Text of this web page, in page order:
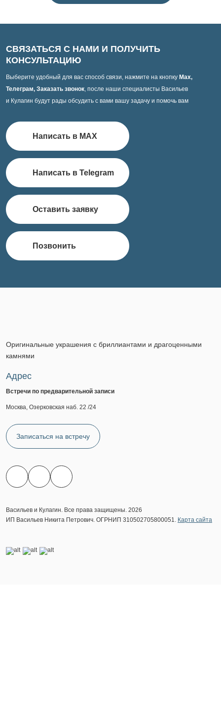
СВЯЗАТЬСЯ С НАМИ И ПОЛУЧИТЬ
КОНСУЛЬТАЦИЮ
Выберите удобный для вас способ связи, нажмите на кнопку Max,
Телеграм, Заказать звонок, после наши специалисты Васильев
и Кулагин будут рады обсудить с вами вашу задачу и помочь вам
Написать в MAX
Написать в Telegram
Оставить заявку
Позвонить
Оригинальные украшения с бриллиантами и драгоценными
камнями
Адрес
Встречи по предварительной записи
Москва, Озерковская наб. 22 /24
Записаться на встречу
Васильев и Кулагин. Все права защищены. 2026
ИП Васильев Никита Петрович. ОГРНИП 310502705800051. Карта сайта